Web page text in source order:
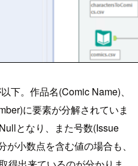
下。作品名(Comic Name)、
に要素が分解されていま
となり、また号数(Issue
小数点を含む値の場合も、